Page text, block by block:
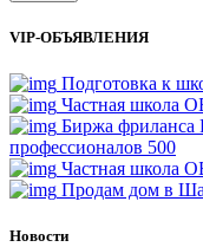
VIP-ОБЪЯВЛЕНИЯ
Подготовка к
Частная
Биржа фриланса
профессионалов 500
Частная
Продам дом в
Новости